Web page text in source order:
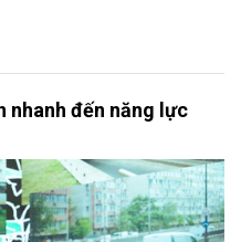
nhanh đến năng lực